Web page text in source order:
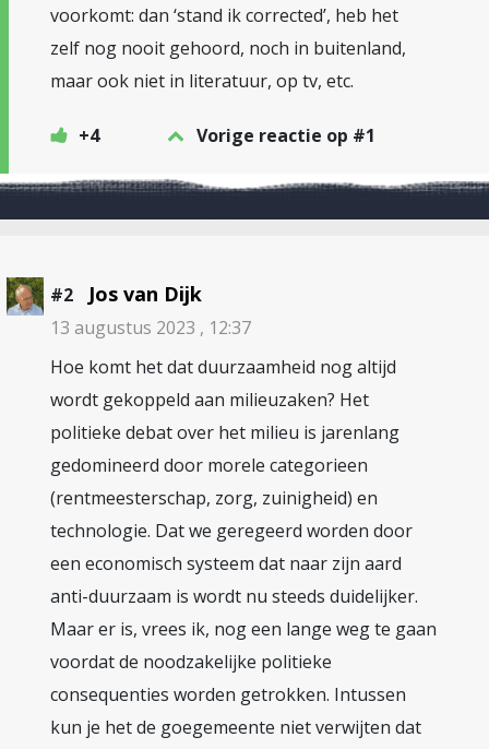
voorkomt: dan ‘stand ik corrected’, heb het
zelf nog nooit gehoord, noch in buitenland,
maar ook niet in literatuur, op tv, etc.
+4 Vorige reactie op #1
#2 Jos van Dijk
13 augustus 2023 , 12:37
Hoe komt het dat duurzaamheid nog altijd
wordt gekoppeld aan milieuzaken? Het
politieke debat over het milieu is jarenlang
gedomineerd door morele categorieen
(rentmeesterschap, zorg, zuinigheid) en
technologie. Dat we geregeerd worden door
een economisch systeem dat naar zijn aard
anti-duurzaam is wordt nu steeds duidelijker.
Maar er is, vrees ik, nog een lange weg te gaan
voordat de noodzakelijke politieke
consequenties worden getrokken. Intussen
kun je het de goegemeente niet verwijten dat